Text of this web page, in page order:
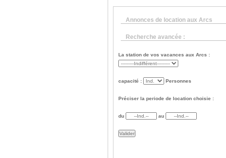
Annonces de location aux Arcs
Recherche avancée :
La station de vos vacances aux Arcs :
capacité : Personnes
Préciser la periode de location choisie :
du au